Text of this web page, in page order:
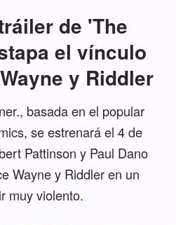
de 'The
el vínculo
y Riddler
basada en el popular
se estrenará el 4 de
Pattinson y Paul Dano
Wayne y Riddler en un
muy violento.